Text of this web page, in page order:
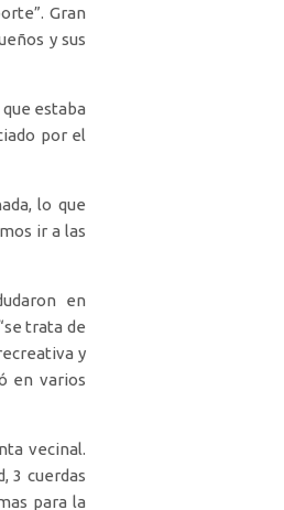
Gran
y sus
estaba
por el
lo que
ir a las
en
trata de
y
en varios
vecinal.
3 cuerdas
para la